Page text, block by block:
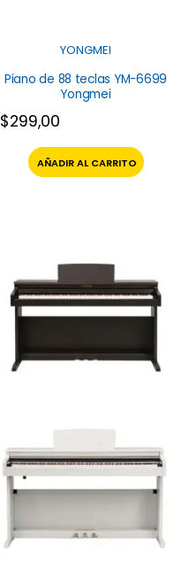
YONGMEI
Piano de 88 teclas YM-6699
Yongmei
$299,00
AÑADIR AL CARRITO